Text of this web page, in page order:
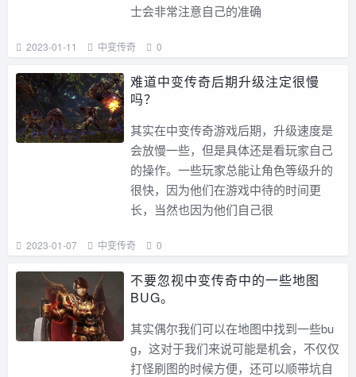
士会非常注意自己的准确
2023-01-11 中变传奇 0
难道中变传奇后期升级注定很慢
吗？
其实在中变传奇游戏后期，升级速度是
会放慢一些，但是具体还是看玩家自己
的操作。一些玩家总能让角色等级升的
很快，因为他们在游戏中待的时间更
长，当然也因为他们自己很
2023-01-07 中变传奇 0
不要忽视中变传奇中的一些地图
BUG。
其实偶尔我们可以在地图中找到一些bu
g，这对于我们来说可能是机会，不仅仅
打怪刷图的时候方便，还可以顺带坑自